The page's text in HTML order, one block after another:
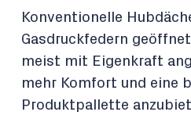
Konventionelle
Gasdruckfedern
meist mit Eigenkraft
mehr Komfort und eine
Produktpallette